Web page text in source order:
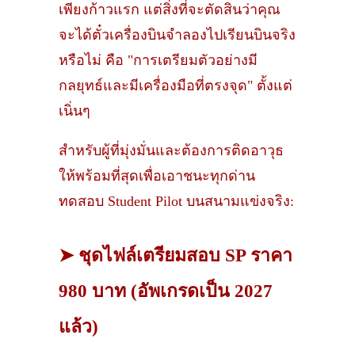
เพียงก้าวแรก แต่สิ่งที่จะตัดสินว่าคุณ
จะได้ตั๋วเครื่องบินจำลองไปเรียนบินจริง
หรือไม่ คือ "การเตรียมตัวอย่างมี
กลยุทธ์และมีเครื่องมือที่ตรงจุด" ตั้งแต่
เนิ่นๆ
สำหรับผู้ที่มุ่งมั่นและต้องการติดอาวุธ
ให้พร้อมที่สุดเพื่อเอาชนะทุกด่าน
ทดสอบ Student Pilot บนสนามแข่งจริง:
➤ ชุดไฟล์เตรียมสอบ SP ราคา
980 บาท (อัพเกรดเป็น 2027
แล้ว)